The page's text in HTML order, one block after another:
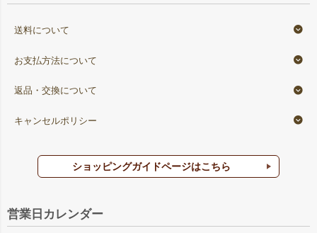
送料について
お支払方法について
返品・交換について
キャンセルポリシー
ショッピングガイドページはこちら
営業日カレンダー